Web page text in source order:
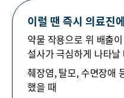
이럴 땐 즉시 의료진
약물 작용으로 위 배출
설사가 극심하게 나타날
췌장염, 탈모, 수면장애
했을 때